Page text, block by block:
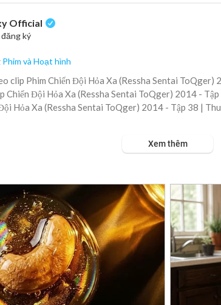
Official
ký
Phim và Hoạt hình
clip Phim Chiến Đội Hỏa Xa (Ressha Sentai
Chiến Đội Hỏa Xa (Ressha Sentai ToQger) 2014 -
Hỏa Xa (Ressha Sentai ToQger) 2014 - Tập 38 |
Xem thêm